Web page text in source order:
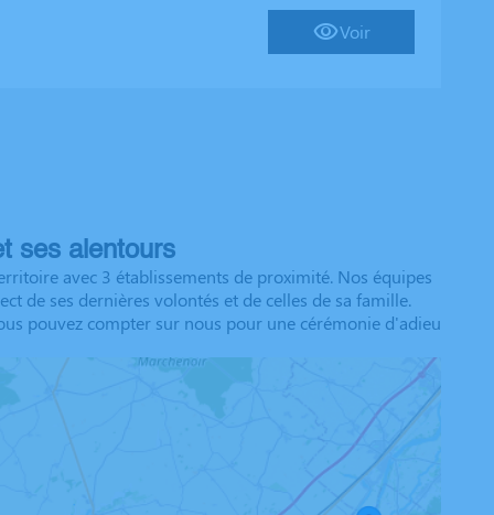
Voir
ses alentours
avec 3 établissements de proximité. Nos équipes
de ses dernières volontés et de celles de sa famille.
pouvez compter sur nous pour une cérémonie d'adieu